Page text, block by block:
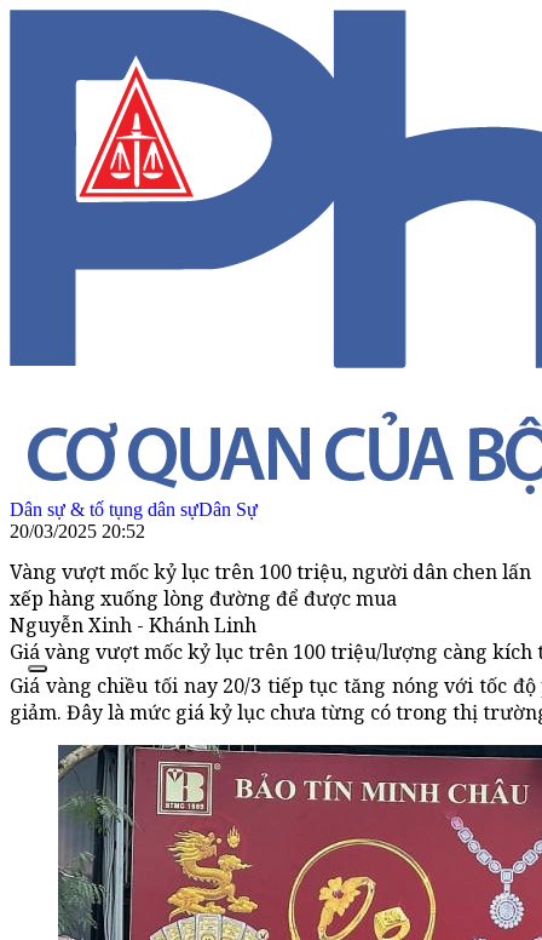
Dân sự & tố tụng dân sựDân Sự
20/03/2025 20:52
Vàng vượt mốc kỷ lục trên 100 triệu, người dân chen lấn
xếp hàng xuống lòng đường để được mua
Nguyễn Xinh - Khánh Linh
Giá vàng vượt mốc kỷ lục trên 100 triệu/lượng càng
Giá vàng chiều tối nay 20/3 tiếp tục tăng nóng với tốc
giảm. Đây là mức giá kỷ lục chưa từng có trong thị